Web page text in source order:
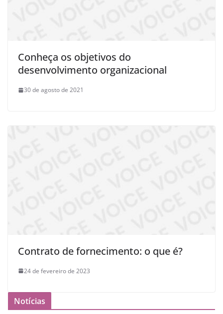
Conheça os objetivos do
desenvolvimento organizacional
30 de agosto de 2021
Contrato de fornecimento: o que é?
24 de fevereiro de 2023
Notícias